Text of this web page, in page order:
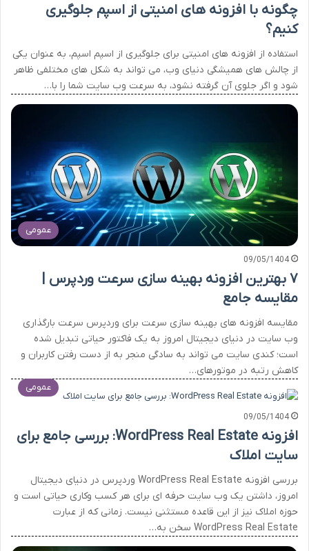
چگونه با افزونه های امنیتی از اسپم جلوگیری
کنیم؟
استفاده از افزونه های امنیتی برای جلوگیری از اسپم اسپم، به عنوان یکی
از چالش های همیشگی دنیای وب، می تواند به شکل های مختلفی ظاهر
شود و اگر جلوی آن گرفته نشود، به سرعت وب سایت شما را با…
عمومی
09/05/1404
۷ بهترین افزونه بهینه سازی سرعت وردپرس |
مقایسه جامع
مقایسه افزونه های بهینه سازی سرعت برای وردپرس سرعت بارگذاری
وب سایت در دنیای دیجیتال امروز به یک فاکتور حیاتی تبدیل شده
است؛ کندی سایت می تواند به سادگی منجر به از دست رفتن کاربران و
کاهش رتبه در موتورهای…
عمومی
09/05/1404
افزونه WordPress Real Estate: بررسی جامع برای
سایت املاک
بررسی افزونه WordPress Real Estate وردپرس در دنیای دیجیتال
امروز، داشتن یک وب سایت حرفه ای برای هر کسب وکاری حیاتی است و
حوزه املاک نیز از این قاعده مستثنی نیست. زمانی که از عبارت
WordPress Real Estate سخن به…